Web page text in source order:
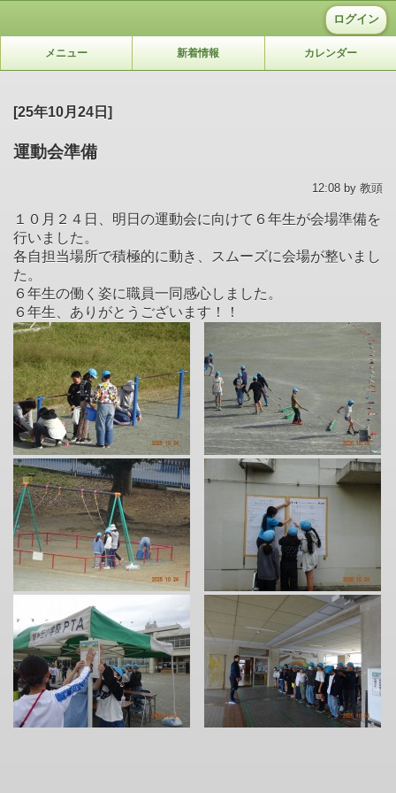
ログイン
メニュー 新着情報 カレンダー
[25年10月24日]
運動会準備
12:08 by 教頭
１０月２４日、明日の運動会に向けて６年生が会場準備を
行いました。
各自担当場所で積極的に動き、スムーズに会場が整いまし
た。
６年生の働く姿に職員一同感心しました。
６年生、ありがとうございます！！